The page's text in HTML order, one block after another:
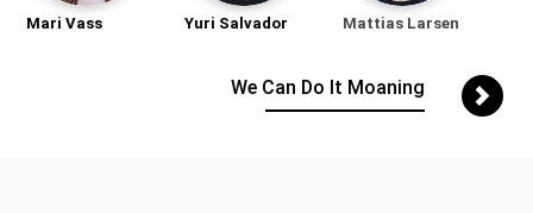
Mari Vass Yuri Salvador Mattias Larsen
We Can Do It Moaning